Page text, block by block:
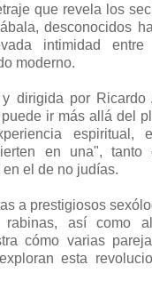
que revela los
desconocidos
intimidad
moderno.
dirigida por Ricardo
ir más allá del
espiritual,
en una",
el de no judías.
a prestigiosos
rabinas, así como
cómo varias
esta